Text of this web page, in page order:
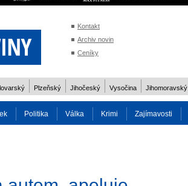
Kontakt
Archiv novin
Ceníky
Plzeňský Jihočeský Vysočina Jihomoravský
Politika Válka Krimi Zajímavosti